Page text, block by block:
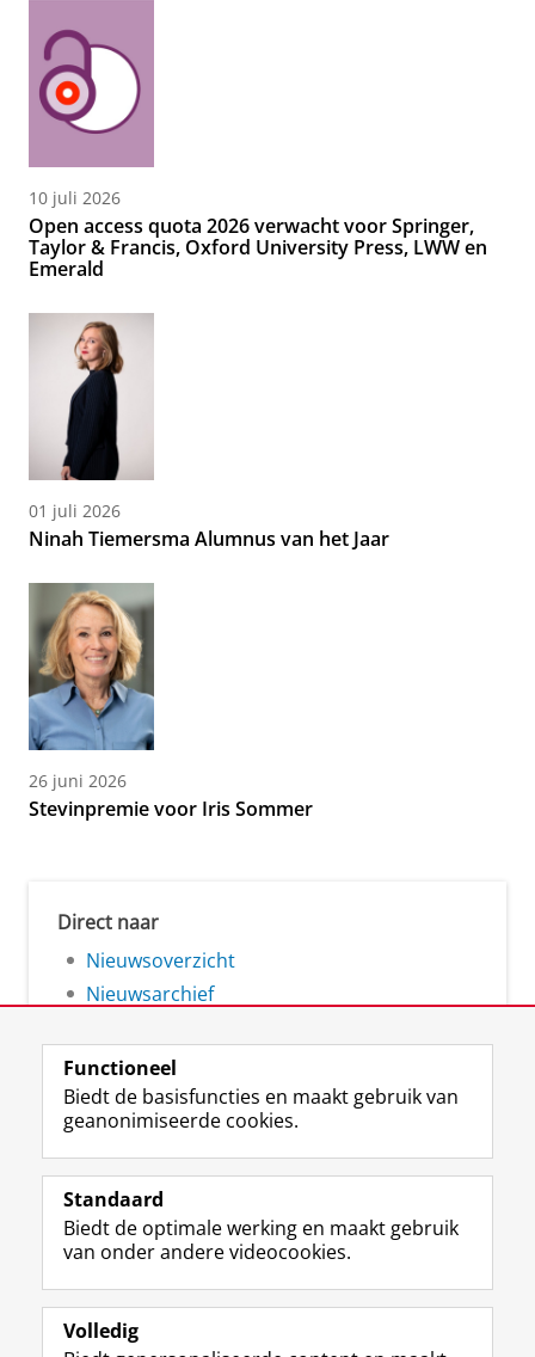
10 juli 2026
Open access quota 2026 verwacht voor Springer,
Taylor & Francis, Oxford University Press, LWW en
Emerald
01 juli 2026
Ninah Tiemersma Alumnus van het Jaar
26 juni 2026
Stevinpremie voor Iris Sommer
Direct naar
Nieuwsoverzicht
Nieuwsarchief
Volg de RUG
F
a
e
b
o
L
i
k
e
I
R
S
-
f
e
I
n
t
r
Y
o
T
e
Studiekiezers
Alumni
Functioneel
Biedt de basisfuncties en maakt gebruik van
geanonimiseerde cookies.
Standaard
Biedt de optimale werking en maakt gebruik
van onder andere videocookies.
Volledig